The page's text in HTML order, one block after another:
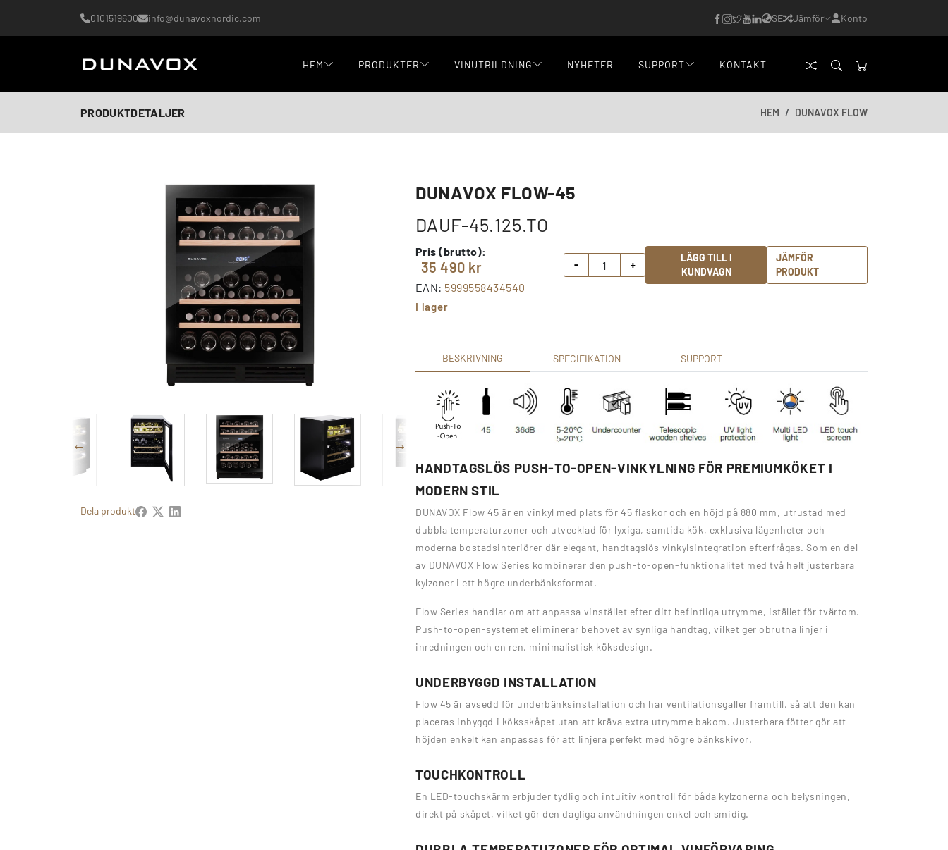
0101519600 info@dunavoxnordic.com SE Jämför Konto
HEM PRODUKTER VINUTBILDNING NYHETER SUPPORT KONTAKT
PRODUKTDETALJER HEM DUNAVOX FLOW
Dela produkt
DUNAVOX FLOW-45
DAUF-45.125.TO
Pris (brutto):
35 490 kr
EAN: 5999558434540
I lager
- +
LÄGG TILL I
KUNDVAGN
JÄMFÖR
PRODUKT
BESKRIVNING SPECIFIKATION SUPPORT
HANDTAGSLÖS PUSH-TO-OPEN-VINKYLNING FÖR PREMIUMKÖKET I
MODERN STIL
DUNAVOX Flow 45 är en vinkyl med plats för 45 flaskor och en höjd på 880 mm, utrustad med
dubbla temperaturzoner och utvecklad för lyxiga, samtida kök, exklusiva lägenheter och
moderna bostadsinteriörer där elegant, handtagslös vinkylsintegration efterfrågas. Som en del
av DUNAVOX Flow Series kombinerar den push-to-open-funktionalitet med två helt justerbara
kylzoner i ett högre underbänksformat.
Flow Series handlar om att anpassa vinstället efter ditt befintliga utrymme, istället för tvärtom.
Push-to-open-systemet eliminerar behovet av synliga handtag, vilket ger obrutna linjer i
inredningen och en ren, minimalistisk köksdesign.
UNDERBYGGD INSTALLATION
Flow 45 är avsedd för underbänksinstallation och har ventilationsgaller framtill, så att den kan
placeras inbyggd i köksskåpet utan att kräva extra utrymme bakom. Justerbara fötter gör att
höjden enkelt kan anpassas för att linjera perfekt med högre bänkskivor.
TOUCHKONTROLL
En LED-touchskärm erbjuder tydlig och intuitiv kontroll för båda kylzonerna och belysningen,
direkt på skåpet, vilket gör den dagliga användningen enkel och smidig.